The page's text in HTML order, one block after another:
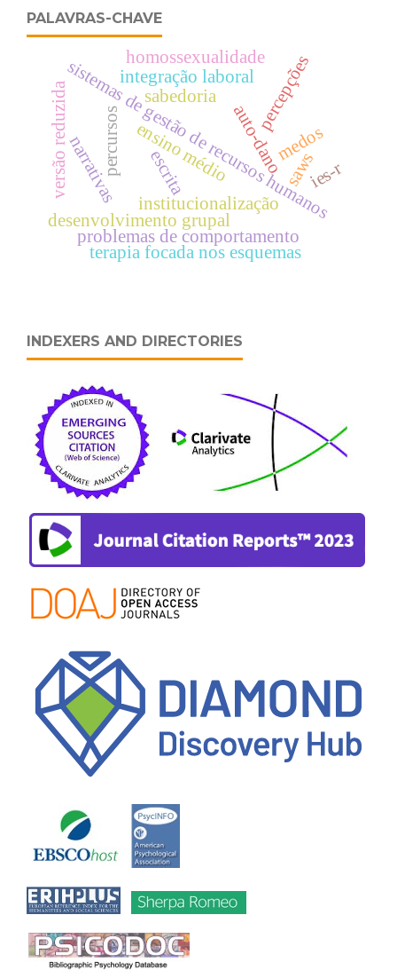
PALAVRAS-CHAVE
ensino médio
sistemas de gestão de recursos humanos
auto-dano
institucionalização
percursos
percepções
narrativas
desenvolvimento grupal
sabedoria
saws
integração laboral
escrita
medos
problemas de comportamento
versão reduzida
homossexualidade
terapia focada nos esquemas
ies-r
INDEXERS AND DIRECTORIES